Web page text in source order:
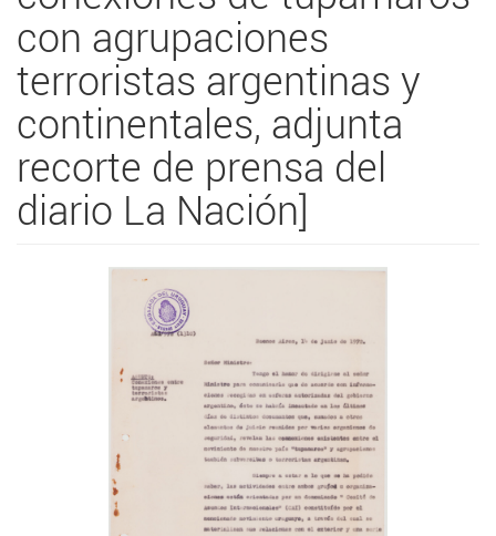
con agrupaciones
terroristas argentinas y
continentales, adjunta
recorte de prensa del
diario La Nación]